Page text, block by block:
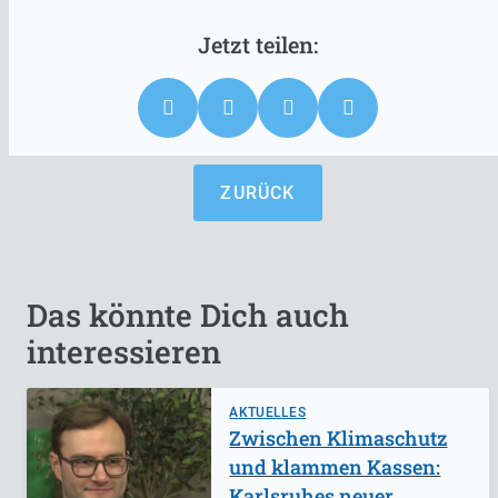
ZURÜCK
Das könnte Dich auch
interessieren
AKTUELLES
Zwischen Klimaschutz
und klammen Kassen: